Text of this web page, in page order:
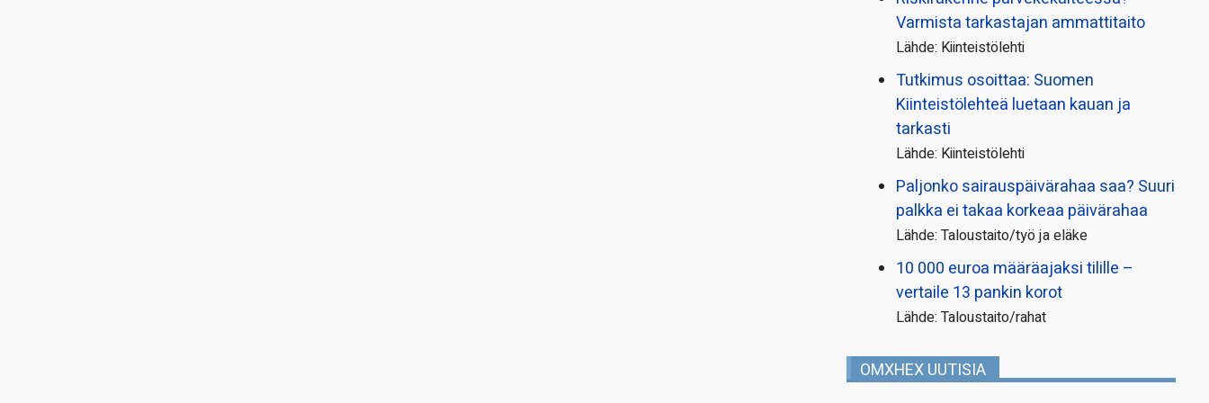
Varmista tarkastajan ammattitaito
Lähde: Kiinteistölehti
Tutkimus osoittaa: Suomen
Kiinteistölehteä luetaan kauan ja
tarkasti
Lähde: Kiinteistölehti
Paljonko sairauspäivä­rahaa saa? Suuri
palkka ei takaa korkeaa päivärahaa
Lähde: Taloustaito/työ ja eläke
10 000 euroa määräajaksi tilille –
vertaile 13 pankin korot
Lähde: Taloustaito/rahat
OMXHEX UUTISIA